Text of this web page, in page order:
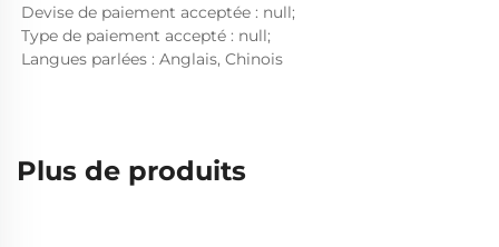
Devise de paiement acceptée : null;
Type de paiement accepté : null;
Langues parlées : Anglais, Chinois
Plus de produits